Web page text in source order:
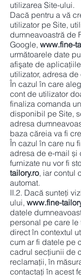
utilizarea Site-ului.
Dacă pentru a vă
utilizator pe Site,
dumneavoastră de
Google, www.fine-
următoarele date
afişate de
utilizator, adresa de
În cazul în care
cont de utilizator
finaliza comanda
disponibil pe Site,
adresa
baza căreia va fi
În cazul în care nu
adresa de e-mail și
furnizate nu vor fi
tailory.ro, iar contul
automat.
II.2. Dacă sunteți
ului, www.fine-
datele
personal pe care le
direct în contextul
cum ar fi datele pe
cadrul secțiunii de
reclamații, în
contactați în acest